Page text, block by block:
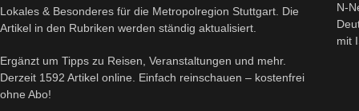
Lokales & Besonderes für die Metropolregion Stuttgart. Die
Artikel in den Rubriken werden ständig aktualisiert.
Ergänzt um Tipps zu Reisen, Veranstaltungen und mehr.
Derzeit 1592 Artikel online. Einfach reinschauen – kostenfrei
ohne Abo!
N-
mit